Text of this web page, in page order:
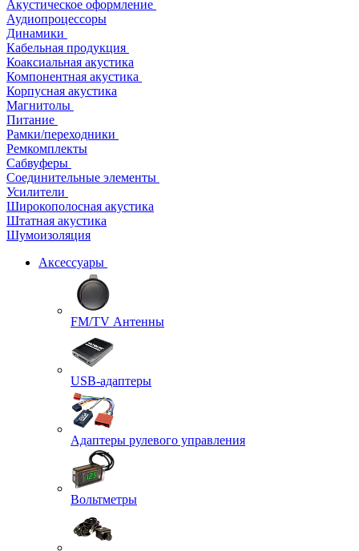
Акустическое оформление
Аудиопроцессоры
Динамики
Кабельная продукция
Коаксиальная акустика
Компонентная акустика
Корпусная акустика
Магнитолы
Питание
Рамки/переходники
Ремкомплекты
Сабвуферы
Соединительные элементы
Усилители
Широкополосная акустика
Штатная акустика
Шумоизоляция
Аксессуары
FM/TV Антенны
USB-адаптеры
Адаптеры рулевого управления
Вольтметры